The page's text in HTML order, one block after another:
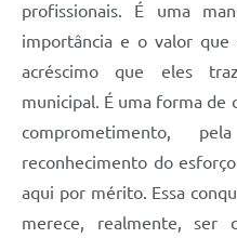
profissionais. É uma
importância e o valor
acréscimo que eles
municipal. É uma forma de
comprometimento,
reconhecimento do
aqui por mérito. Essa
merece, realmente, ser